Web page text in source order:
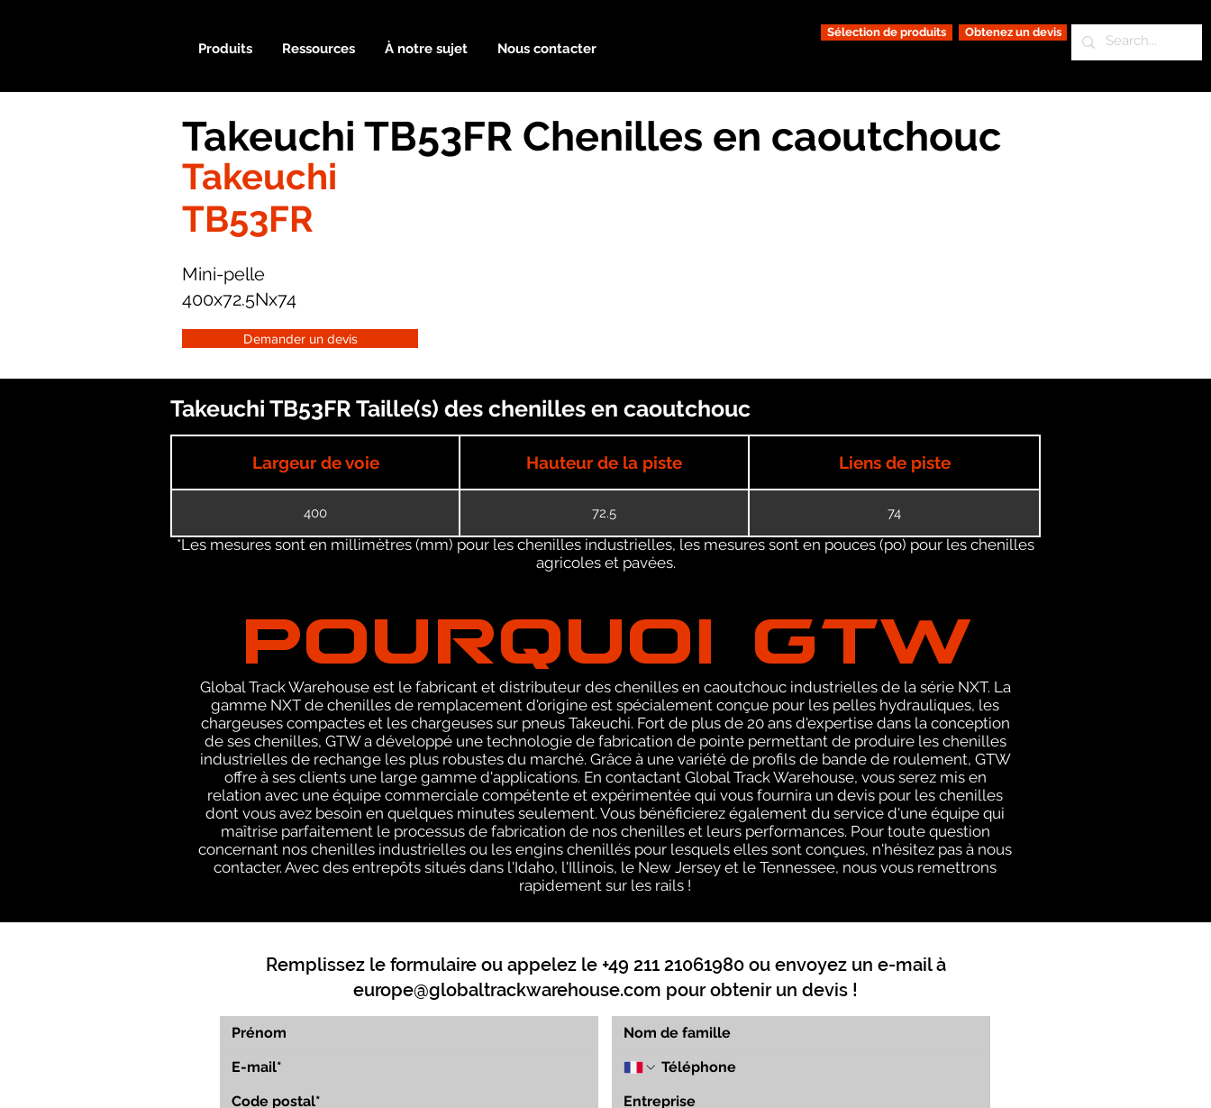
Produits Ressources À notre sujet Nous contacter
Sélection de produits Obtenez un devis
Takeuchi TB53FR Chenilles en caoutchouc
Takeuchi
TB53FR
Mini-pelle
400x72.5Nx74
Demander un devis
Takeuchi TB53FR Taille(s) des chenilles en caoutchouc
Largeur de voie Hauteur de la piste Liens de piste
400 72.5 74
*Les mesures sont en millimètres (mm) pour les chenilles industrielles, les mesures sont en pouces (po) pour les chenilles
agricoles et pavées.
POURQUOI GTW
Global Track Warehouse est le fabricant et distributeur des chenilles en caoutchouc industrielles de la série NXT. La
gamme NXT de chenilles de remplacement d'origine est spécialement conçue pour les pelles hydrauliques, les
chargeuses compactes et les chargeuses sur pneus Takeuchi. Fort de plus de 20 ans d'expertise dans la conception
de ses chenilles, GTW a développé une technologie de fabrication de pointe permettant de produire les chenilles
industrielles de rechange les plus robustes du marché. Grâce à une variété de profils de bande de roulement, GTW
offre à ses clients une large gamme d'applications. En contactant Global Track Warehouse, vous serez mis en
relation avec une équipe commerciale compétente et expérimentée qui vous fournira un devis pour les chenilles
dont vous avez besoin en quelques minutes seulement. Vous bénéficierez également du service d'une équipe qui
maîtrise parfaitement le processus de fabrication de nos chenilles et leurs performances. Pour toute question
concernant nos chenilles industrielles ou les engins chenillés pour lesquels elles sont conçues, n'hésitez pas à nous
contacter. Avec des entrepôts situés dans l'Idaho, l'Illinois, le New Jersey et le Tennessee, nous vous remettrons
rapidement sur les rails !
Remplissez le formulaire ou appelez le +49 211 21061980 ou envoyez un e-mail à
europe@globaltrackwarehouse.com pour obtenir un devis !